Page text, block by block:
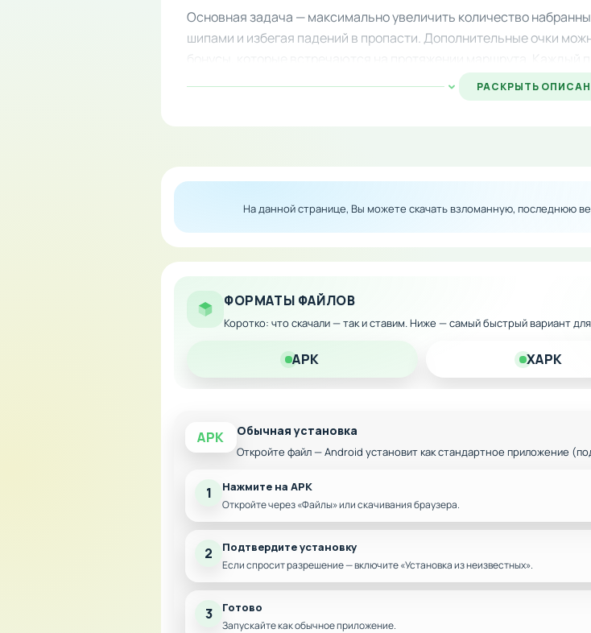
Основная задача — максимально увеличить количество
шипами и избегая падений в пропасти. Дополнительные очки
Расширенный набор уровней и локаций
Дополнительные бонусы и награды
Улучшенный интерфейс управления
РАСКРЫТЬ
На данной странице, Вы можете скачать взломанную, последнюю
ФОРМАТЫ ФАЙЛОВ
Коротко: что скачали — так и ставим. Ниже — самый быстрый вариант
APK XAPK
APK Обычная установка
Откройте файл — Android установит как стандартное приложение
1 Нажмите на APK
Откройте через «Файлы» или скачивания браузера.
2 Подтвердите установку
Если спросит разрешение — включите «Установка из неизвестных».
3 Готово
Запускайте как обычное приложение.